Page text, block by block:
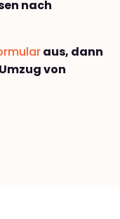
nach
aus, dann
von